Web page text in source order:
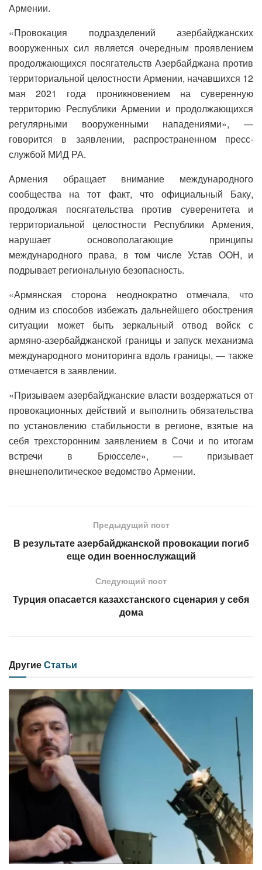
Армении.
«Провокация подразделений азербайджанских
вооруженных сил является очередным проявлением
продолжающихся посягательств Азербайджана против
территориальной целостности Армении, начавшихся 12
мая 2021 года проникновением на суверенную
территорию Республики Армении и продолжающихся
регулярными вооруженными нападениями», —
говорится в заявлении, распространенном пресс-
службой МИД РА.
Армения обращает внимание международного
сообщества на тот факт, что официальный Баку,
продолжая посягательства против суверенитета и
территориальной целостности Республики Армения,
нарушает основополагающие принципы
международного права, в том числе Устав ООН, и
подрывает региональную безопасность.
«Армянская сторона неоднократно отмечала, что
одним из способов избежать дальнейшего обострения
ситуации может быть зеркальный отвод войск с
армяно-азербайджанской границы и запуск механизма
международного мониторинга вдоль границы, — также
отмечается в заявлении.
«Призываем азербайджанские власти воздержаться от
провокационных действий и выполнить обязательства
по установлению стабильности в регионе, взятые на
себя трехсторонним заявлением в Сочи и по итогам
встречи в Брюсселе», — призывает
внешнеполитическое ведомство Армении.
Предыдущий пост
В результате азербайджанской провокации погиб
еще один военнослужащий
Следующий пост
Турция опасается казахстанского сценария у себя
дома
ДругиеСтатьи